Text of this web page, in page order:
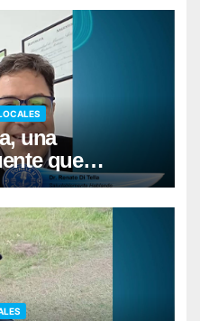
una
que
diarios de la